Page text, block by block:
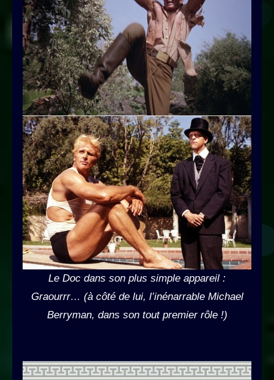
Le Doc dans son plus simple appareil :
Graourrr… (à côté de lui, l’inénarrable Michael
Berryman, dans son tout premier rôle !)